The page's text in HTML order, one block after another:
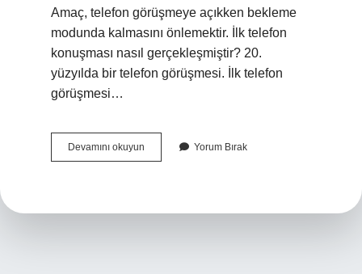
Amaç, telefon görüşmeye açıkken bekleme
modunda kalmasını önlemektir. İlk telefon
konuşması nasıl gerçekleşmiştir? 20.
yüzyılda bir telefon görüşmesi. İlk telefon
görüşmesi…
Devamını okuyun
Telefon
Yorum Bırak